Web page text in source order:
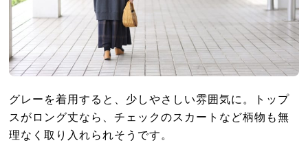
グレーを着用すると、少しやさしい雰囲気に。トップ
スがロング丈なら、チェックのスカートなど柄物も無
理なく取り入れられそうです。